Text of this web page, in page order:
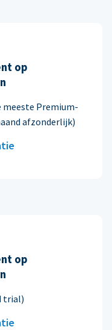
op
meeste Premium-
afzonderlijk)
op
trial)